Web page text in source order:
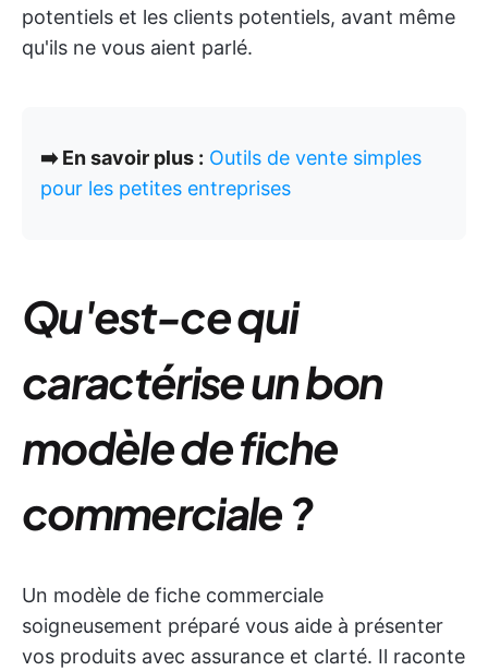
potentiels et les clients potentiels, avant même
qu'ils ne vous aient parlé.
➡️ En savoir plus : Outils de vente simples
pour les petites entreprises
Qu'est-ce qui
caractérise un bon
modèle de fiche
commerciale ?
Un modèle de fiche commerciale
soigneusement préparé vous aide à présenter
vos produits avec assurance et clarté. Il raconte